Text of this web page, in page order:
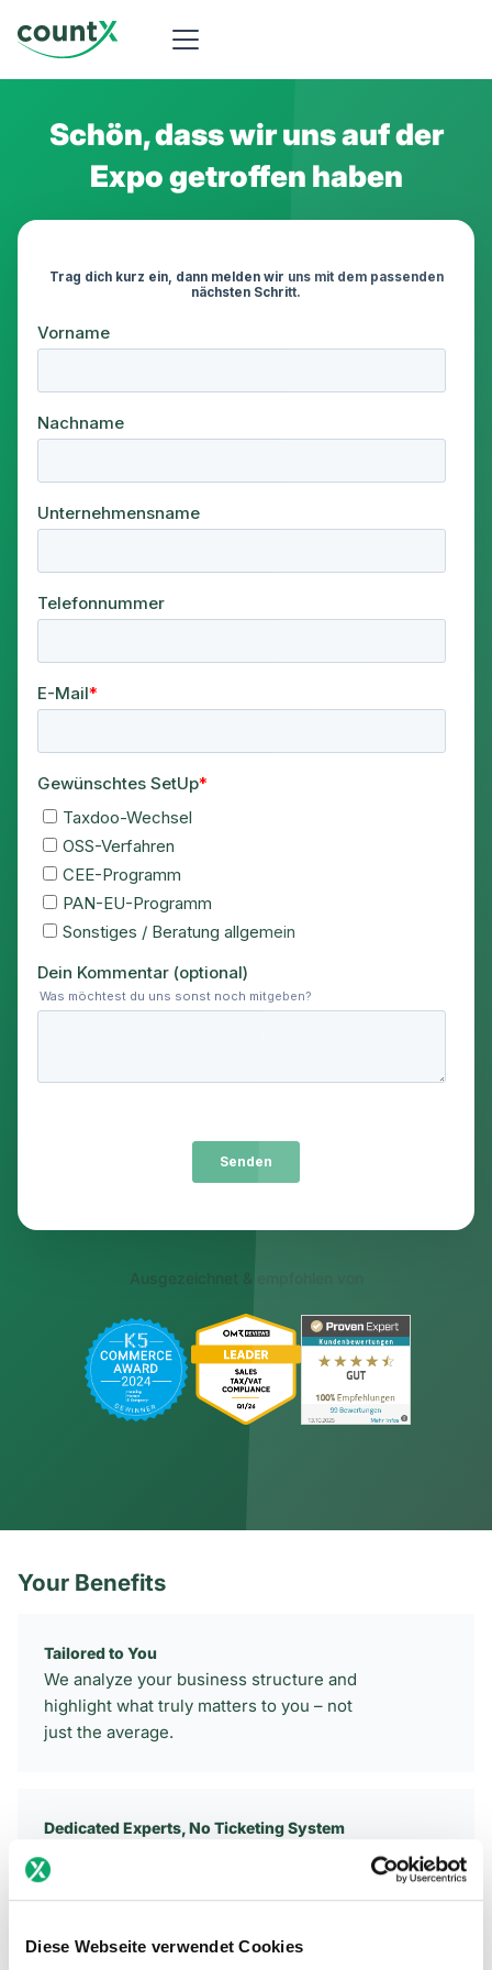
Diese Webseite verwendet Cookies
Schön, dass wir uns auf der
Expo getroffen haben
Ausgezeichnet & empfohlen von
Your Benefits
Tailored to You
We analyze your business structure and
highlight what truly matters to you – not
just the average.
Dedicated Experts, No Ticketing System
With us, you get personal support –
directly from experienced VAT experts,
not a bot.